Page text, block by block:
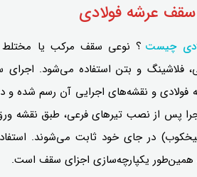
عرشه فولادی
چیست ؟ نوعی سقف مرکب یا مختلط
فلاشینگ و بتن استفاده می‌شود.
و نقشه‌های اجرایی آن رسم شده و
پس از نصب تیر‌های فرعی، طبق نقشه
در جای خود ثابت می‌شوند.
و همین‌طور یکپارچه‌سازی اجزای سقف است.